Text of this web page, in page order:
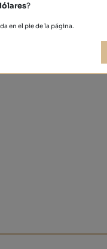
?
en el pie de la página.